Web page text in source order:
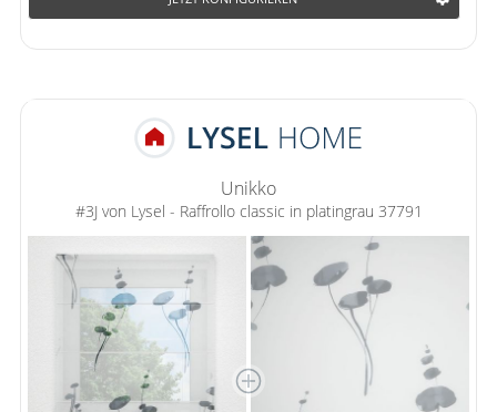
Unikko
#3J von Lysel - Raffrollo classic in platingrau 37791